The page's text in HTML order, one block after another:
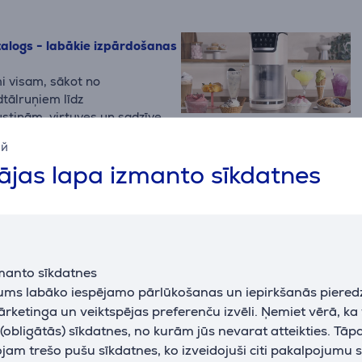
lapa izmanto sīkdatnes
sīkdatnes
labāko iespējamo pārlūkošanas un iepirkšanās
un veiktspējas preferenču izvēli. Ņemiet vērā,
sīkdatnes, no kurām jūs nevarat atteikties.
trešo pušu sīkdatnes, ko izveidojuši citi pakalpojumu
- labākie izpārdošanas
visam, sākot no
līdz
virtuves un sadzīves
dzīvoklim?
pieņemt pārdomātu
Fold8 vai Flip8 – kuru
vienlaikus piedāvā trīs